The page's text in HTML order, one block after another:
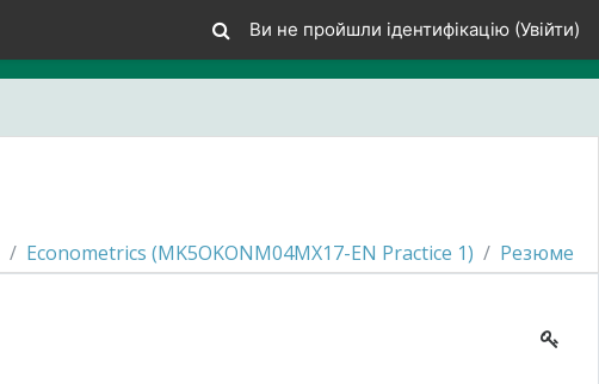
Ви не пройшли ідентифікацію (Увійти)
Econometrics (MK5OKONM04MX17-EN Practice 1) Резюме